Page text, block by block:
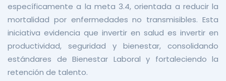
específicamente a la meta 3.4, orientada a reducir la
mortalidad por enfermedades no transmisibles. Esta
iniciativa evidencia que invertir en salud es invertir en
productividad, seguridad y bienestar, consolidando
estándares de Bienestar Laboral y fortaleciendo la
retención de talento.